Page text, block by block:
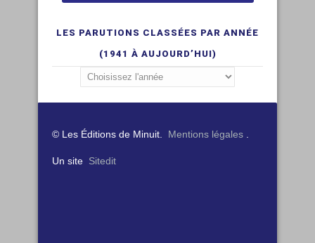
LES PARUTIONS CLASSÉES PAR ANNÉE
(1941 À AUJOURD’HUI)
© Les Éditions de Minuit. Mentions légales
Un site Sitedit